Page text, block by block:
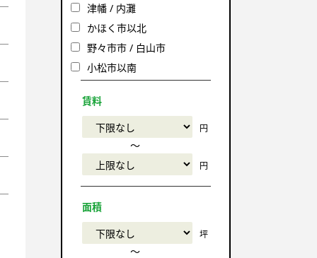
津幡 / 内灘
かほく市以北
野々市市 / 白山市
小松市以南
賃料
円
〜
円
面積
坪
〜